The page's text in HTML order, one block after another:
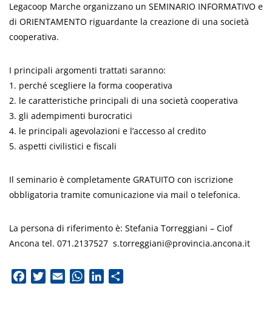
Legacoop Marche organizzano un SEMINARIO INFORMATIVO e
di ORIENTAMENTO riguardante la creazione di una società
cooperativa.
I principali argomenti trattati saranno:
1. perché scegliere la forma cooperativa
2. le caratteristiche principali di una società cooperativa
3. gli adempimenti burocratici
4. le principali agevolazioni e l’accesso al credito
5. aspetti civilistici e fiscali
Il seminario è completamente GRATUITO con iscrizione
obbligatoria tramite comunicazione via mail o telefonica.
La persona di riferimento è: Stefania Torreggiani – Ciof
Ancona tel. 071.2137527 s.torreggiani@provincia.ancona.it
FacebookTwitterEmail WhatsApp
LinkedIn